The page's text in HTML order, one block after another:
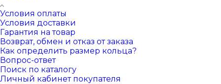
Условия оплаты
Условия доставки
Гарантия на товар
Возврат, обмен и отказ от заказа
Как определить размер кольца?
Вопрос-ответ
Поиск по каталогу
Личный кабинет покупателя